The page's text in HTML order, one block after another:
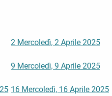
2 Mercoledì, 2 Aprile 2025
9 Mercoledì, 9 Aprile 2025
16 Mercoledì, 16 Aprile 2025